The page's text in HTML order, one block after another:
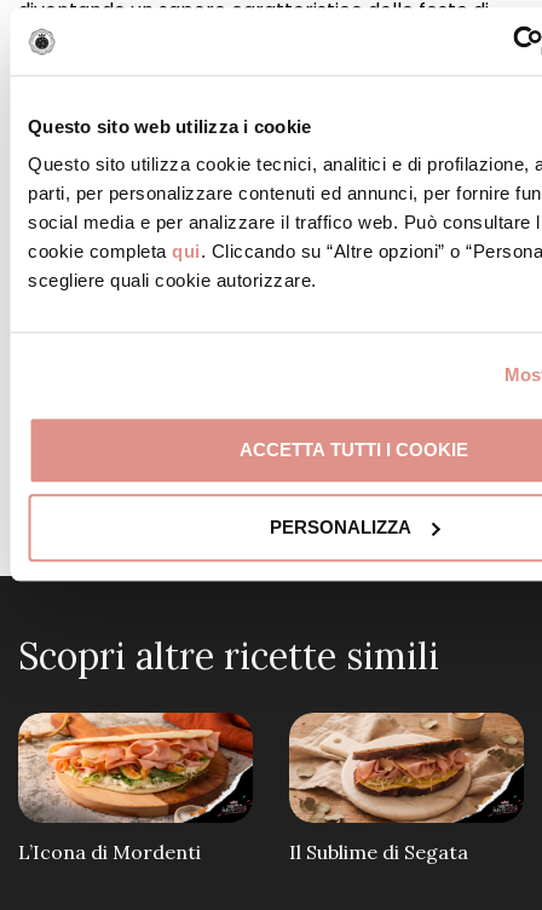
Questo sito web utilizza i cookie
Questo sito utilizza cookie tecnici, analitici e di profilazione,
parti, per personalizzare contenuti ed annunci, per fornire
social media e per analizzare il traffico web. Può consultare
cookie completa qui. Cliccando su “Altre opzioni” o
scegliere quali cookie autorizzare.
ACCETTA TUTTI I COOKIE
PERSONALIZZA
diventando un sapore caratteristico delle feste di
paese.
Questa ricetta nasce come parte del progetto
Maestri del Gusto Rosa: un viaggio tra le storie, le
terre e le tradizioni di chi ogni giorno si dedica con
cura e passione alla produzione della Mortadella
Bologna IGP: i nostri consorziati!
SCOPRI IL PROGETTO
Scopri altre ricette simili
L’Icona di Mordenti Il Sublime di Segata